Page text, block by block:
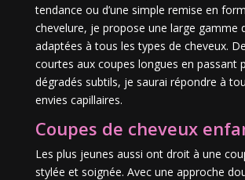
tendance ou d’une simple remise en
chevelure, je propose une large gamme
adaptées à tous les types de cheveux.
courtes aux coupes longues en passant
dégradés subtils, je saurai répondre à
envies capillaires.
Coupes de cheveux
Les plus jeunes aussi ont droit à une
stylée et soignée. Avec une approche